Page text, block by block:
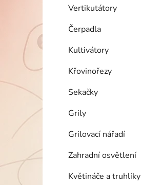
Vertikutátory
Čerpadla
Kultivátory
Křovinořezy
Sekačky
Grily
Grilovací nářadí
Zahradní osvětlení
Květináče a truhlíky